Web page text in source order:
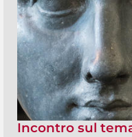
Incontro sul